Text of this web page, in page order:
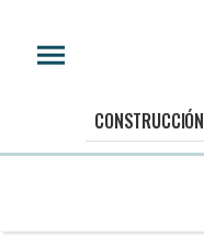
CONSTRUCCIÓN